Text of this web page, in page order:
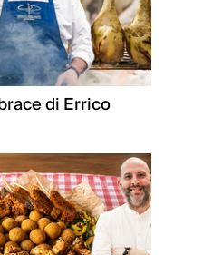
di Errico